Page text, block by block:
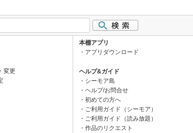
変更
本棚アプリ
アプリダウンロード
ヘルプ&ガイド
シーモア島
ヘルプ/お問合せ
初めての方へ
ご利用ガイド（シーモア）
ご利用ガイド（読み放題）
作品のリクエスト